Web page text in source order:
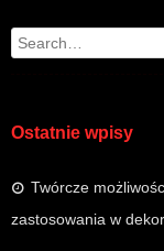
Search
Ostatnie wpisy
Twórcze
zastosowania w